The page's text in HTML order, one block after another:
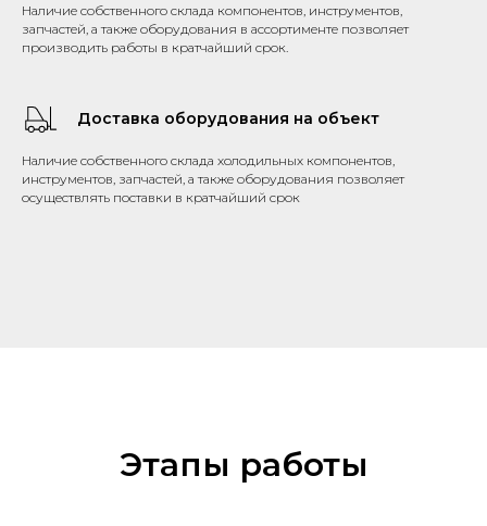
Наличие собственного склада компонентов, инструментов,
запчастей, а также оборудования в ассортименте позволяет
производить работы в кратчайший срок.
Доставка оборудования на объект
Наличие собственного склада холодильных компонентов,
инструментов, запчастей, а также оборудования позволяет
осуществлять поставки в кратчайший срок
Этапы работы